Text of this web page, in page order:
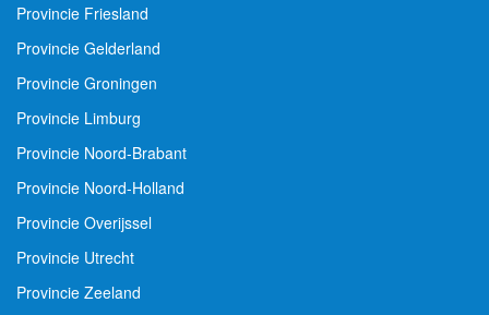
Provincie Friesland
Provincie Gelderland
Provincie Groningen
Provincie Limburg
Provincie Noord-Brabant
Provincie Noord-Holland
Provincie Overijssel
Provincie Utrecht
Provincie Zeeland